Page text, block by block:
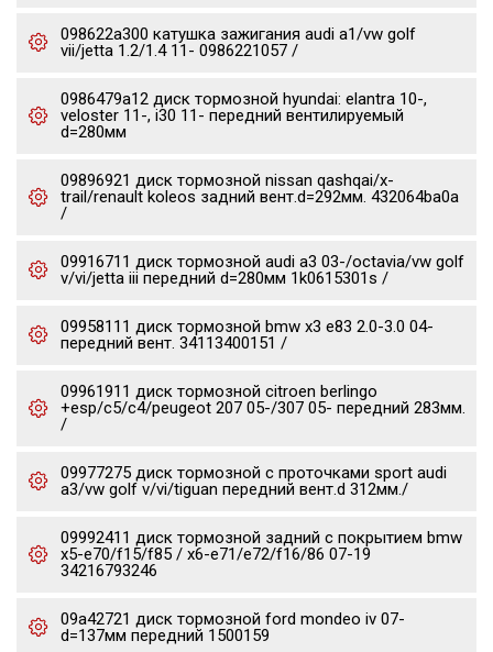
098622a300 катушка зажигания audi a1/vw golf
vii/jetta 1.2/1.4 11- 0986221057 /
0986479a12 диск тормозной hyundai: elantra 10-,
veloster 11-, i30 11- передний вентилируемый
d=280мм
09896921 диск тормозной nissan qashqai/x-
trail/renault koleos задний вент.d=292мм. 432064ba0a
/
09916711 диск тормозной audi a3 03-/octavia/vw golf
v/vi/jetta iii передний d=280мм 1k0615301s /
09958111 диск тормозной bmw x3 e83 2.0-3.0 04-
передний вент. 34113400151 /
09961911 диск тормозной citroen berlingo
+esp/c5/c4/peugeot 207 05-/307 05- передний 283мм.
/
09977275 диск тормозной c проточками sport audi
a3/vw golf v/vi/tiguan передний вент.d 312мм./
09992411 диск тормозной задний с покрытием bmw
x5-e70/f15/f85 / x6-e71/e72/f16/86 07-19
34216793246
09a42721 диск тормозной ford mondeo iv 07-
d=137мм передний 1500159